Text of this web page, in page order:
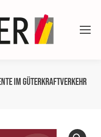
im Güterkraftverkehr